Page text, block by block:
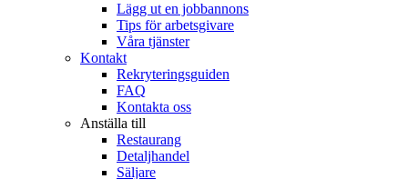
Lägg ut en jobbannons
Tips för arbetsgivare
Våra tjänster
Kontakt
Rekryteringsguiden
FAQ
Kontakta oss
Anställa till
Restaurang
Detaljhandel
Säljare